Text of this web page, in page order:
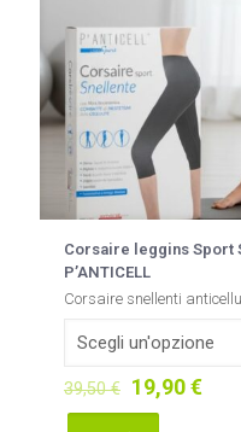
Corsaire leggins Sport
P’ANTICELL
Corsaire snellenti
39,50€ Il
prezzo
19,90€Il